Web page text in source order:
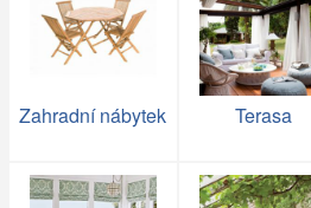
Zahradní nábytek Terasa